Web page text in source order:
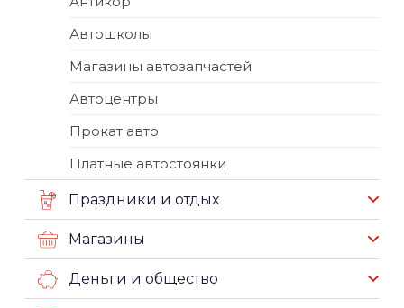
Автошколы
Магазины автозапчастей
Автоцентры
Прокат авто
Платные автостоянки
Праздники и отдых
Магазины
Деньги и общество